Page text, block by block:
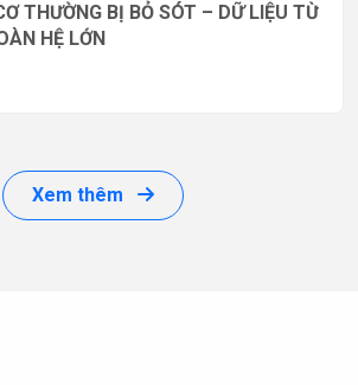
THƯỜNG BỊ BỎ SÓT – DỮ LIỆU TỪ
HỆ LỚN
Xem thêm